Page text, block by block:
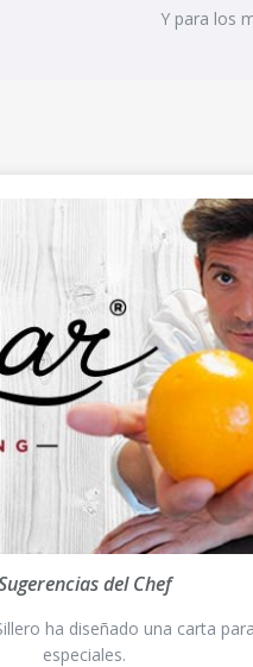
Y para los
del Chef
ha diseñado una carta
especiales.